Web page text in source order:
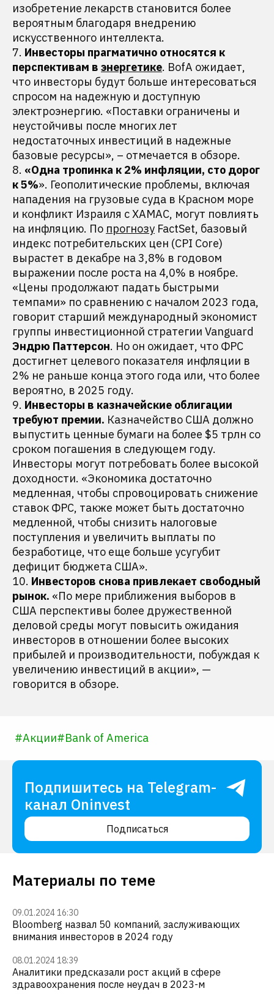
изобретение лекарств становится более
вероятным благодаря внедрению
искусственного интеллекта.
7. Инвесторы прагматично относятся к
перспективам в энергетике. BofA ожидает,
что инвесторы будут больше интересоваться
спросом на надежную и доступную
электроэнергию. «Поставки ограничены и
неустойчивы после многих лет
недостаточных инвестиций в надежные
базовые ресурсы», – отмечается в обзоре.
8. «Одна тропинка к 2% инфляции, сто дорог
к 5%». Геополитические проблемы, включая
нападения на грузовые суда в Красном море
и конфликт Израиля с ХАМАС, могут повлиять
на инфляцию. По прогнозу FactSet, базовый
индекс потребительских цен (CPI Core)
вырастет в декабре на 3,8% в годовом
выражении после роста на 4,0% в ноябре.
«Цены продолжают падать быстрыми
темпами» по сравнению с началом 2023 года,
говорит старший международный экономист
группы инвестиционной стратегии Vanguard
Эндрю Паттерсон. Но он ожидает, что ФРС
достигнет целевого показателя инфляции в
2% не раньше конца этого года или, что более
вероятно, в 2025 году.
9. Инвесторы в казначейские облигации
требуют премии. Казначейство США должно
выпустить ценные бумаги на более $5 трлн со
сроком погашения в следующем году.
Инвесторы могут потребовать более высокой
доходности. «Экономика достаточно
медленная, чтобы спровоцировать снижение
ставок ФРС, также может быть достаточно
медленной, чтобы снизить налоговые
поступления и увеличить выплаты по
безработице, что еще больше усугубит
дефицит бюджета США».
10. Инвесторов снова привлекает свободный
рынок. «По мере приближения выборов в
США перспективы более дружественной
деловой среды могут повысить ожидания
инвесторов в отношении более высоких
прибылей и производительности, побуждая к
увеличению инвестиций в акции», —
говорится в обзоре.
#Акции#Bank of America
Подпишитесь на Telegram-
канал Oninvest
Подписаться
Материалы по теме
09.01.2024 16:30
Bloomberg назвал 50 компаний, заслуживающих
внимания инвесторов в 2024 году
08.01.2024 18:39
Аналитики предсказали рост акций в сфере
здравоохранения после неудач в 2023-м